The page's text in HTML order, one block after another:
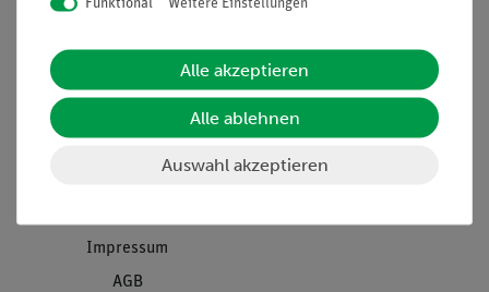
Unternehmen
Projekte und Lösungen
Impressum
AGB
Übersicht Service
Beratung & Showroom
Inventarisierungs- &
Inbetriebnahme & Schulungen
Kundendienst
Funktional Weitere Einstellungen
Alle akzeptieren
Alle ablehnen
Auswahl akzeptieren